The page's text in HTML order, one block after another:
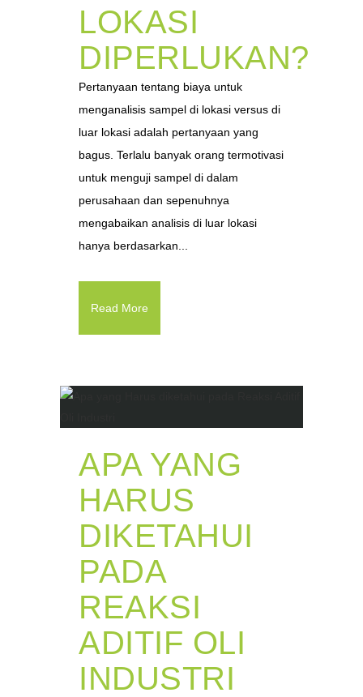
LOKASI
DIPERLUKAN?
Pertanyaan tentang biaya untuk
menganalisis sampel di lokasi versus di
luar lokasi adalah pertanyaan yang
bagus. Terlalu banyak orang termotivasi
untuk menguji sampel di dalam
perusahaan dan sepenuhnya
mengabaikan analisis di luar lokasi
hanya berdasarkan...
Read More
APA YANG
HARUS
DIKETAHUI
PADA
REAKSI
ADITIF OLI
INDUSTRI